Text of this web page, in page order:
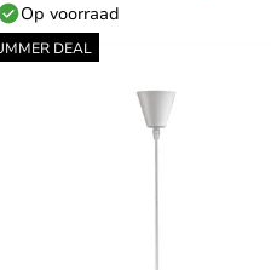
Op voorraad
DEAL